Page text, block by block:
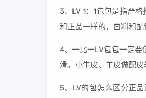
3、LV 1：1包包是指严
和正品一样的，面料和
4、一比一LV包包一定
滑。小牛皮、羊皮做配
5、LV的包怎么区分正